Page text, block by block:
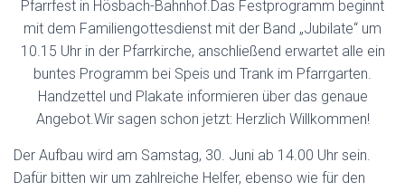
Pfarrfest in Hösbach-Bahnhof.Das Festprogramm beginnt
mit dem Familiengottesdienst mit der Band „Jubilate“ um
10.15 Uhr in der Pfarrkirche, anschließend erwartet alle ein
buntes Programm bei Speis und Trank im Pfarrgarten.
Handzettel und Plakate informieren über das genaue
Angebot.Wir sagen schon jetzt: Herzlich Willkommen!
Der Aufbau wird am Samstag, 30. Juni ab 14.00 Uhr sein.
Dafür bitten wir um zahlreiche Helfer, ebenso wie für den